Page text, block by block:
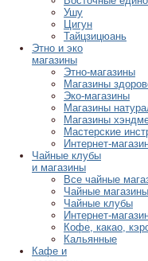
Ушу
Цигун
Тайцзицюань
Этно и эко
магазины
Этно-магазины
Магазины
Эко-магазины
Магазины
Магазины
Мастерские
Интернет-
Чайные клубы
и магазины
Все чайные
Чайные магазины
Чайные клубы
Интернет-
Кофе, какао,
Кальянные
Кафе и